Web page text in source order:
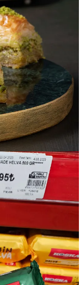
saben cómo
y calabaza
especializadas
en el desayuno. Las
con queso o